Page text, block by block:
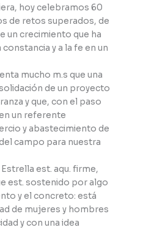
hoy celebramos 60
de retos superados, de
un crecimiento que ha
y a la fe en un
mucho m.s que una
de un proyecto
y que, con el paso
un referente
y abastecimiento de
campo para nuestra
est. aqu. firme,
est. sostenido por algo
y el concreto: está
de mujeres y hombres
y con una idea